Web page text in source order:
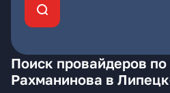
Поиск провайдеров
Рахманинова в